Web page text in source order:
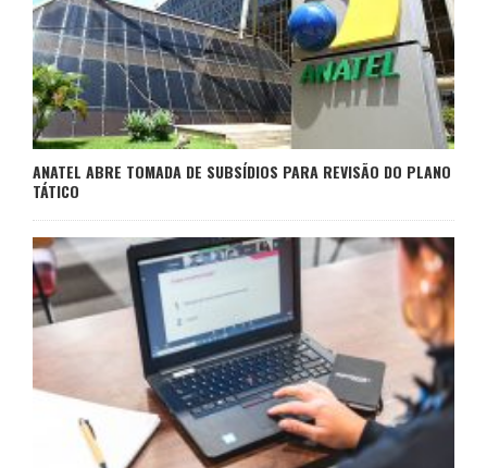
ANATEL ABRE TOMADA DE SUBSÍDIOS PARA REVISÃO DO PLANO
TÁTICO